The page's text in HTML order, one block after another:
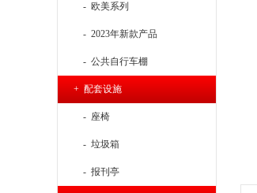
- 欧美系列
- 2023年新款产品
- 公共自行车棚
+ 配套设施
- 座椅
- 垃圾箱
- 报刊亭